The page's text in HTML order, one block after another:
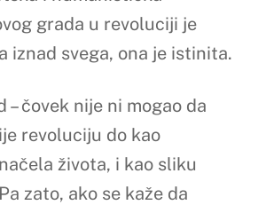
grada u revoluciji je
iznad svega, ona je istinita.
– čovek nije ni mogao da
revoluciju do kao
života, i kao sliku
zato, ako se kaže da